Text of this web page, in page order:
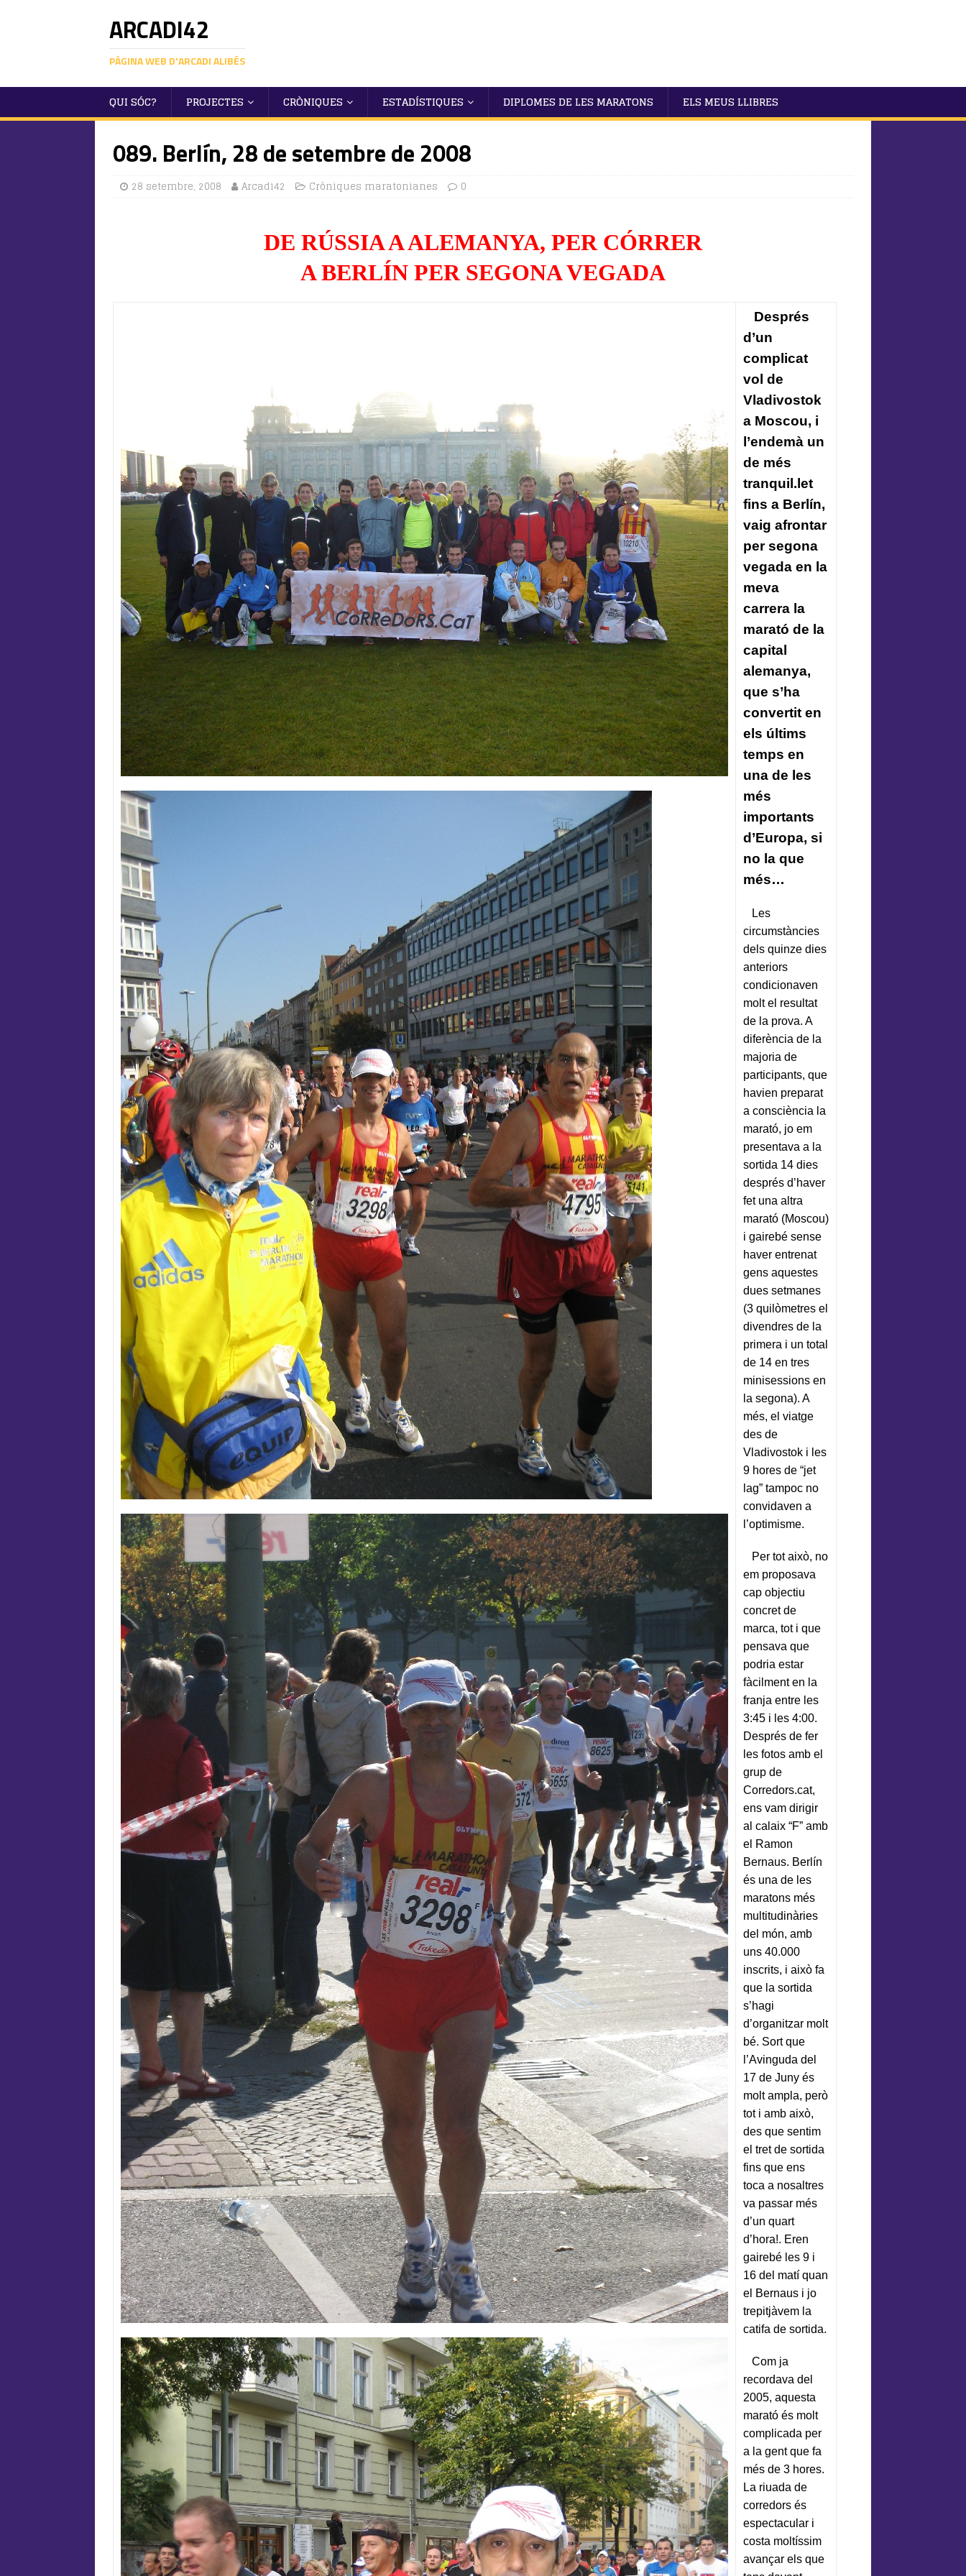
ARCADI42
PÀGINA WEB D'ARCADI ALIBÉS
QUI SÓC? PROJECTES CRÒNIQUES ESTADÍSTIQUES DIPLOMES DE LES MARATONS ELS MEUS LLIBRES
089. Berlín, 28 de setembre de 2008
28 setembre, 2008 Arcadi42 Cròniques maratonianes 0
DE RÚSSIA A ALEMANYA, PER CÓRRER
A BERLÍN PER SEGONA VEGADA
Després
d’un
complicat
vol de
Vladivostok
a Moscou, i
l’endemà un
de més
tranquil.let
fins a Berlín,
vaig afrontar
per segona
vegada en la
meva
carrera la
marató de la
capital
alemanya,
que s’ha
convertit en
els últims
temps en
una de les
més
importants
d’Europa, si
no la que
més…
Les
circumstàncies
dels quinze dies
anteriors
condicionaven
molt el resultat
de la prova. A
diferència de la
majoria de
participants, que
havien preparat
a consciència la
marató, jo em
presentava a la
sortida 14 dies
després d’haver
fet una altra
marató (Moscou)
i gairebé sense
haver entrenat
gens aquestes
dues setmanes
(3 quilòmetres el
divendres de la
primera i un total
de 14 en tres
minisessions en
la segona). A
més, el viatge
des de
Vladivostok i les
9 hores de “jet
lag” tampoc no
convidaven a
l’optimisme.
Per tot això, no
em proposava
cap objectiu
concret de
marca, tot i que
pensava que
podria estar
fàcilment en la
franja entre les
3:45 i les 4:00.
Després de fer
les fotos amb el
grup de
Corredors.cat,
ens vam dirigir
al calaix “F” amb
el Ramon
Bernaus. Berlín
és una de les
maratons més
multitudinàries
del món, amb
uns 40.000
inscrits, i això fa
que la sortida
s’hagi
d’organitzar molt
bé. Sort que
l’Avinguda del
17 de Juny és
molt ampla, però
tot i amb això,
des que sentim
el tret de sortida
fins que ens
toca a nosaltres
va passar més
d’un quart
d’hora!. Eren
gairebé les 9 i
16 del matí quan
el Bernaus i jo
trepitjàvem la
catifa de sortida.
Com ja
recordava del
2005, aquesta
marató és molt
complicada per
a la gent que fa
més de 3 hores.
La riuada de
corredors és
espectacular i
costa moltíssim
avançar els que